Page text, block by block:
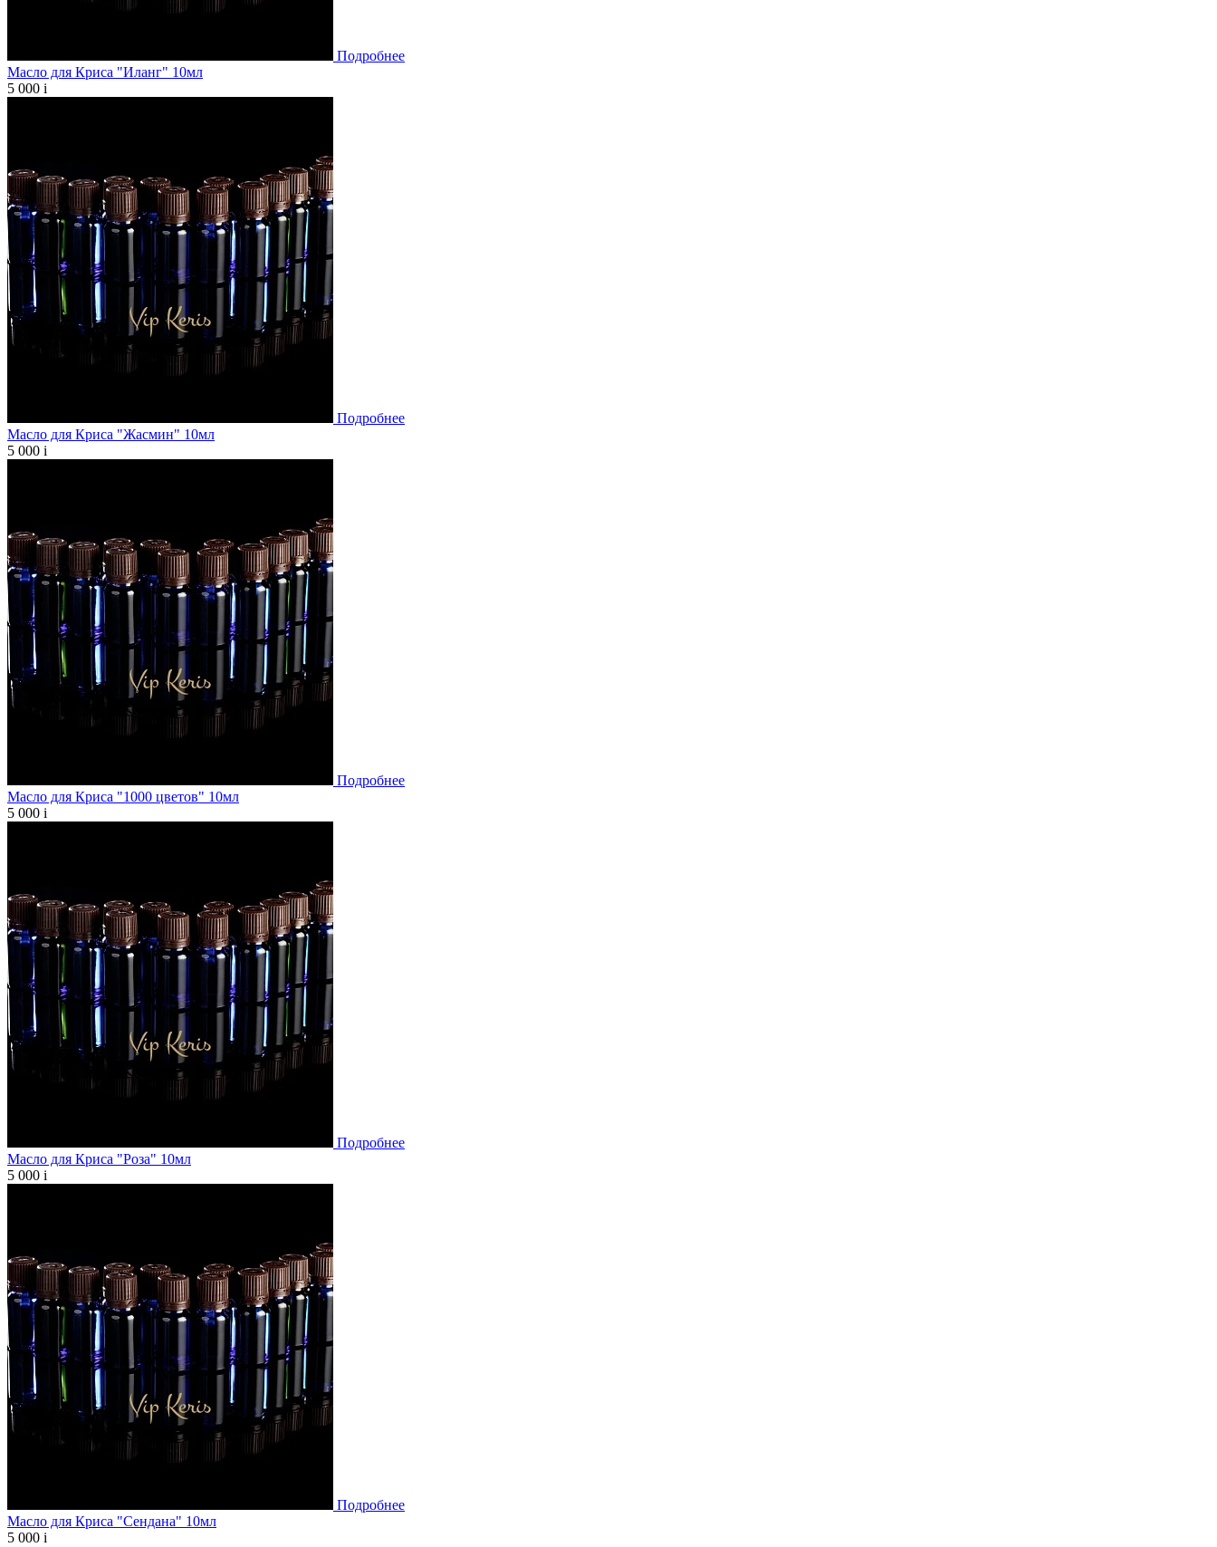
Подробнее
Масло для Криса "Иланг" 10мл
5 000 i
Подробнее
Масло для Криса "Жасмин" 10мл
5 000 i
Подробнее
Масло для Криса "1000 цветов" 10мл
5 000 i
Подробнее
Масло для Криса "Роза" 10мл
5 000 i
Подробнее
Масло для Криса "Сендана" 10мл
5 000 i